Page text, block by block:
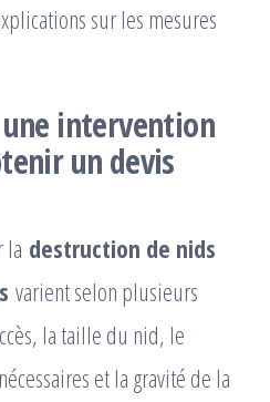
sur les mesures
intervention
un devis
la destruction de nids
varient selon plusieurs
la taille du nid, le
et la gravité de la